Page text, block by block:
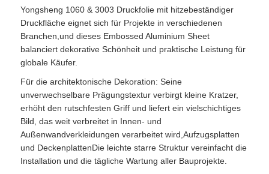
Spiegel Aluminium
Yongsheng 1060 & 3003 Druckfolie mit hitzebeständiger
Druckfläche eignet sich für Projekte in verschiedenen
Branchen,und dieses Embossed Aluminium Sheet
balanciert dekorative Schönheit und praktische Leistung für
globale Käufer.
Für die architektonische Dekoration: Seine
unverwechselbare Prägungstextur verbirgt kleine Kratzer,
erhöht den rutschfesten Griff und liefert ein vielschichtiges
Bild, das weit verbreitet in Innen- und
Außenwandverkleidungen verarbeitet wird,Aufzugsplatten
und DeckenplattenDie leichte starre Struktur vereinfacht die
Installation und die tägliche Wartung aller Bauprojekte.